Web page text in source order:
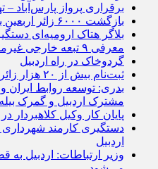
برقراری پرواز پارس‌آباد –
بازگشت ۶۰۰۰ زائر اربعین به اردبیل
بلاگر هتاک ارومیه‌ای
معرفی ۹ تبعه خارجی غیرمجاز به مراجع قضایی در اردبیل
گردوخاک در راه اردبیل
ثبت‌نام بیش از ۲۰ هزار زائر اربعین از اردبیل
بدری: توسعه روابط ایران
مشترک اردبیل و گمرک
پایان کار وکیل کلاهبردار در
دستگیری کارمند شهرداری
اردبیل
وزیر ارتباطات: اردبیل به